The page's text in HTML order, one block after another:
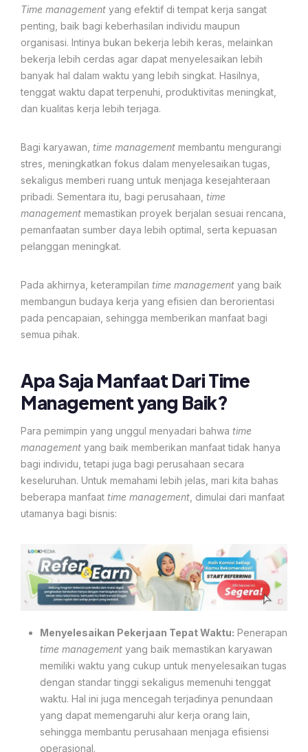
Time management yang efektif di tempat kerja sangat
penting, baik bagi keberhasilan individu maupun
organisasi. Intinya bukan bekerja lebih keras, melainkan
bekerja lebih cerdas agar dapat menyelesaikan lebih
banyak hal dalam waktu yang lebih singkat. Hasilnya,
tenggat waktu dapat terpenuhi, produktivitas meningkat,
dan kualitas kerja lebih terjaga.
Bagi karyawan, time management membantu mengurangi
stres, meningkatkan fokus dalam menyelesaikan tugas,
sekaligus memberi ruang untuk menjaga kesejahteraan
pribadi. Sementara itu, bagi perusahaan, time
management memastikan proyek berjalan sesuai rencana,
pemanfaatan sumber daya lebih optimal, serta kepuasan
pelanggan meningkat.
Pada akhirnya, keterampilan time management yang baik
membangun budaya kerja yang efisien dan berorientasi
pada pencapaian, sehingga memberikan manfaat bagi
semua pihak.
Apa Saja Manfaat Dari Time
Management yang Baik?
Para pemimpin yang unggul menyadari bahwa time
management yang baik memberikan manfaat tidak hanya
bagi individu, tetapi juga bagi perusahaan secara
keseluruhan. Untuk memahami lebih jelas, mari kita bahas
beberapa manfaat time management , dimulai dari manfaat
utamanya bagi bisnis:
Menyelesaikan Pekerjaan Tepat Waktu: Penerapan
time management yang baik memastikan karyawan
memiliki waktu yang cukup untuk menyelesaikan tugas
dengan standar tinggi sekaligus memenuhi tenggat
waktu. Hal ini juga mencegah terjadinya penundaan
yang dapat memengaruhi alur kerja orang lain,
sehingga membantu perusahaan menjaga efisiensi
operasional.